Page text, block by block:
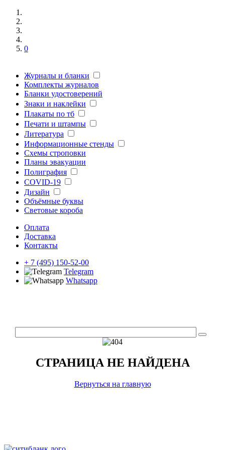
0
Журналы и бланки
Комплекты журналов
Бланки удостоверений
Знаки и наклейки
Плакаты по тб
Печати и штампы
Литература
Информационные стенды
Схемы строповки
Планы эвакуации
Полиграфия
COVID-19
Дизайн
Объёмные буквы
Световые короба
Оплата
Доставка
Контакты
+ 7 (495) 150-52-00
Telegram
Whatsapp
СТРАНИЦА НЕ НАЙДЕНА
Вернуться на главную